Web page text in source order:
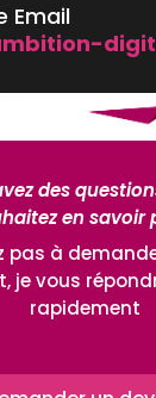
Email
des
en savoir
pas à
je vous
rapidement